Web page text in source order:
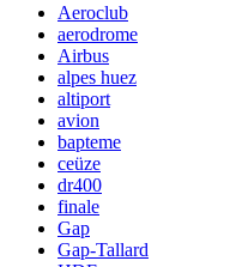
Aeroclub
aerodrome
Airbus
alpes huez
altiport
avion
bapteme
ceüze
dr400
finale
Gap
Gap-Tallard